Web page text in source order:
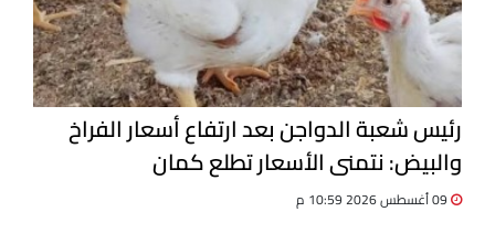
رئيس شعبة الدواجن بعد ارتفاع أسعار الفراخ
والبيض: نتمنى الأسعار تطلع كمان